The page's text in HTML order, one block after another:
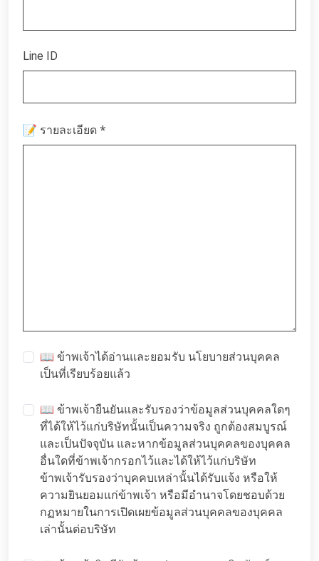
Line ID
📝 รายละเอียด *
📖 ข้าพเจ้าได้อ่านและยอมรับ นโยบายส่วนบุคคล
เป็นที่เรียบร้อยแล้ว
📖 ข้าพเจ้ายืนยันและรับรองว่าข้อมูลส่วนบุคคลใดๆ
ที่ได้ให้ไว้แก่บริษัทนั้นเป็นความจริง ถูกต้องสมบูรณ์
และเป็นปัจจุบัน และหากข้อมูลส่วนบุคคลของบุคคล
อื่นใดที่ข้าพเจ้ากรอกไว้และได้ให้ไว้แก่บริษัท
ข้าพเจ้ารับรองว่าบุคคบเหล่านั้นได้รับแจ้ง หรือให้
ความยินยอมแก่ข้าพเจ้า หรือมีอำนาจโดยชอบด้วย
กฏหมายในการเปิดเผยข้อมูลส่วนบุคคลของบุคคล
เล่านั้นต่อบริษัท